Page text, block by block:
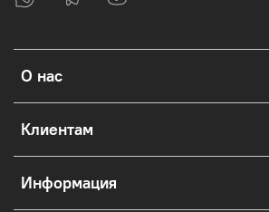
О нас
Клиентам
Информация